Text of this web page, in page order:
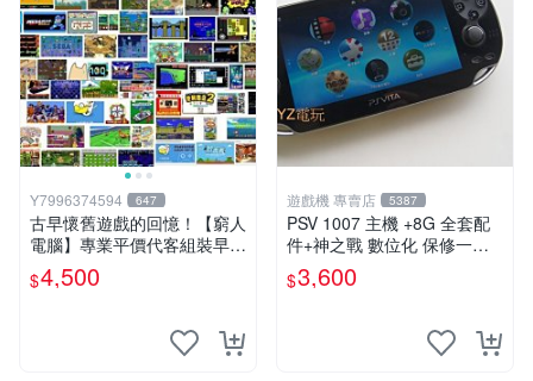
Y7996374594 647
古早懷舊遊戲的回憶！【窮人
電腦】專業平價代客組裝早期
Windows98/95/DOS遊戲機--
-專業首選！
$4,500
遊戲機 專賣店 5387
PSV 1007 主機 +8G 全套配
件+神之戰 數位化 保修一年
品質有保障 psvita
$3,600